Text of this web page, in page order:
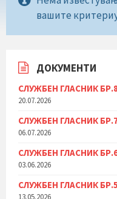
вашите
ДОКУМЕНТИ
СЛУЖБЕН ГЛАСНИК
20.07.2026
СЛУЖБЕН ГЛАСНИК
06.07.2026
СЛУЖБЕН ГЛАСНИК
03.06.2026
СЛУЖБЕН ГЛАСНИК
13.05.2026